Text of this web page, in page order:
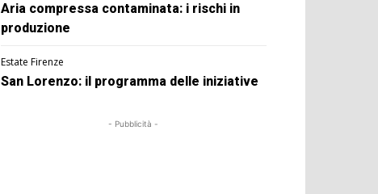
Aria compressa contaminata: i rischi in
produzione
Estate Firenze
San Lorenzo: il programma delle iniziative
- Pubblicità -